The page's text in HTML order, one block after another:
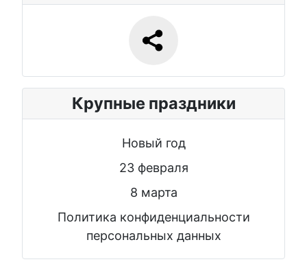
Крупные праздники
Новый год
23 февраля
8 марта
Политика конфиденциальности
персональных данных